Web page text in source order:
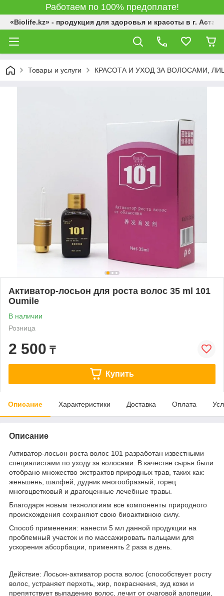
Работаем по 100% предоплате!
«Biolife.kz» - продукция для здоровья и красоты в г. Астана
Товары и услуги КРАСОТА И УХОД ЗА ВОЛОСАМИ,
Активатор-лосьон для роста волос 35 ml 101
Oumile
В наличии
Розница
2 500 ₸
Купить
Описание Характеристики Доставка Оплата
Описание
Активатор-лосьон роста волос 101 разработан известными
специалистами по уходу за волосами. В качестве сырья были
отобрано множество экстрактов природных трав, таких как:
женьшень, шалфей, дудник многообразный, горец
многоцветковый и драгоценные лечебные травы.
Благодаря новым технологиям все компоненты природного
происхождения сохраняют свою биоактивною силу.
Способ применения: нанести 5 мл данной продукции на
проблемный участок и по массажировать пальцами для
ускорения абсорбации, применять 2 раза в день.
Действие: Лосьон-активатор роста волос (способствует росту
волос, устраняет перхоть, жир, покраснения, зуд кожи и
препятствует выпадению волос, лечит от очаговой алопеции,